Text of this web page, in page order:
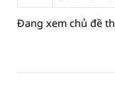
Đang xem chủ đề